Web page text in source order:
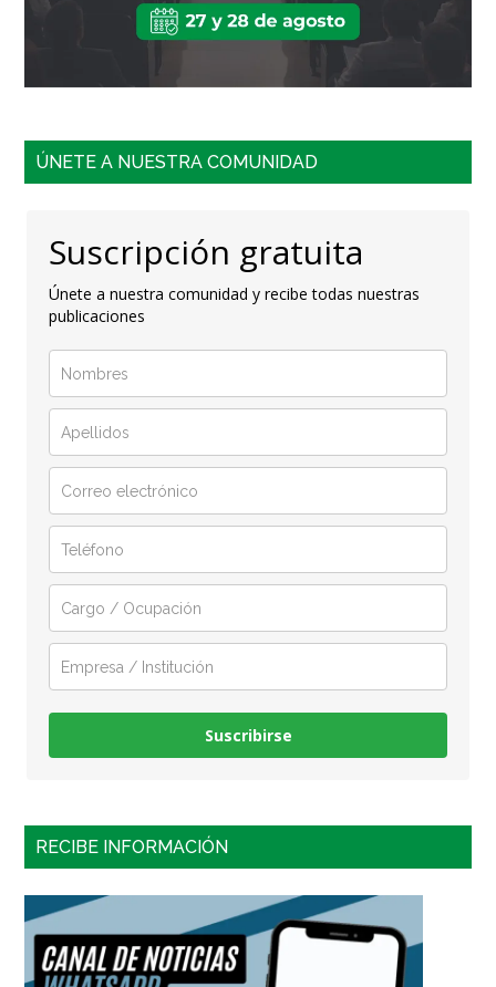
ÚNETE A NUESTRA COMUNIDAD
Suscripción gratuita
Únete a nuestra comunidad y recibe todas nuestras
publicaciones
Suscribirse
RECIBE INFORMACIÓN